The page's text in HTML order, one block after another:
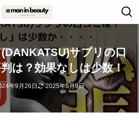
サプリの口
は？効果なしは少数！
年9月26日 2025年5月9日